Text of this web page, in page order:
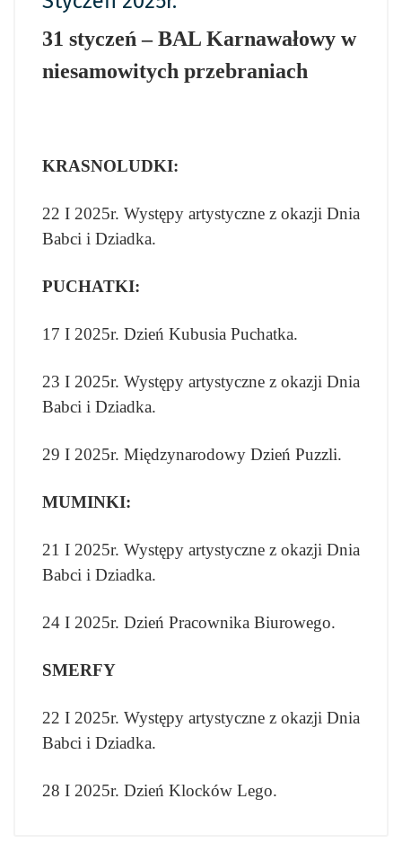
31 styczeń – BAL Karnawałowy w
niesamowitych przebraniach
KRASNOLUDKI:
22 I 2025r. Występy artystyczne z okazji Dnia
Babci i Dziadka.
PUCHATKI:
17 I 2025r. Dzień Kubusia Puchatka.
23 I 2025r. Występy artystyczne z okazji Dnia
Babci i Dziadka.
29 I 2025r. Międzynarodowy Dzień Puzzli.
MUMINKI:
21 I 2025r. Występy artystyczne z okazji Dnia
Babci i Dziadka.
24 I 2025r. Dzień Pracownika Biurowego.
SMERFY
22 I 2025r. Występy artystyczne z okazji Dnia
Babci i Dziadka.
28 I 2025r. Dzień Klocków Lego.